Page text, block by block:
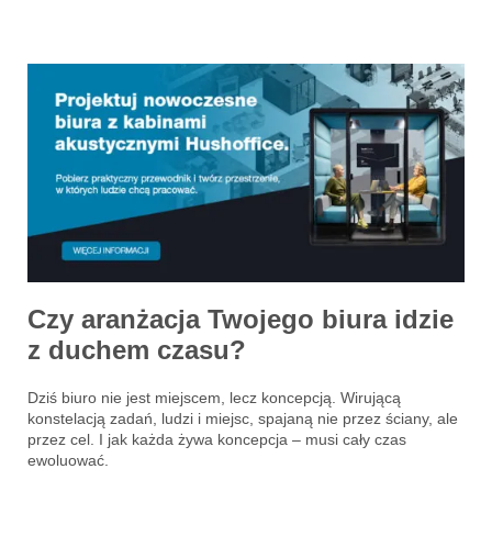
Czy aranżacja Twojego biura idzie
z duchem czasu?
Dziś biuro nie jest miejscem, lecz koncepcją. Wirującą
konstelacją zadań, ludzi i miejsc, spajaną nie przez ściany, ale
przez cel. I jak każda żywa koncepcja – musi cały czas
ewoluować.